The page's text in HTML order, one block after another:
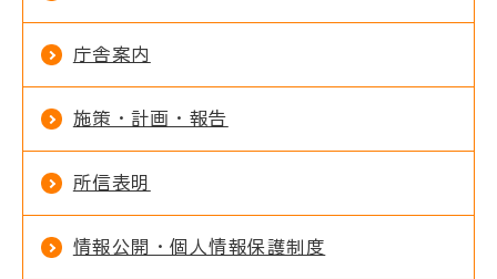
庁舎案内
施策・計画・報告
所信表明
情報公開・個人情報保護制度